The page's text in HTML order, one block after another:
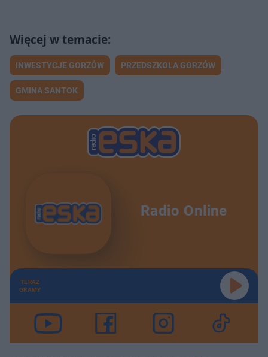
INWESTYCJE GORZÓW PRZEDSZKOLA GORZÓW
GMINA SANTOK
Radio Online
TERAZ
GRAMY